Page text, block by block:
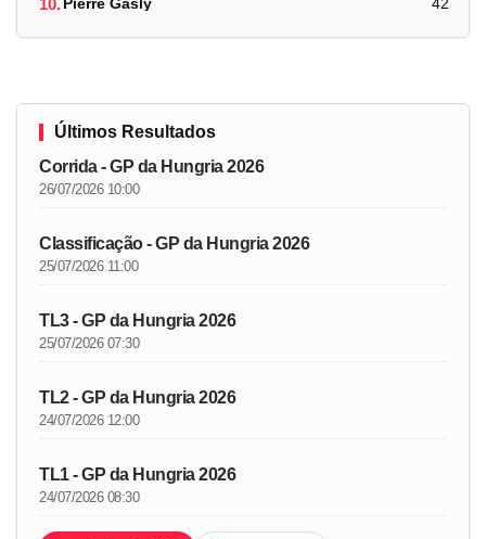
Últimos Resultados
Corrida - GP da Hungria 2026
26/07/2026 10:00
Classificação - GP da Hungria 2026
25/07/2026 11:00
TL3 - GP da Hungria 2026
25/07/2026 07:30
TL2 - GP da Hungria 2026
24/07/2026 12:00
TL1 - GP da Hungria 2026
24/07/2026 08:30